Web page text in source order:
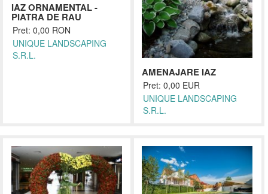
IAZ ORNAMENTAL -
PIATRA DE RAU
Pret: 0,00 RON
UNIQUE LANDSCAPING
S.R.L.
AMENAJARE IAZ
Pret: 0,00 EUR
UNIQUE LANDSCAPING
S.R.L.